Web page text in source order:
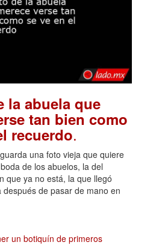
la abuela que
tan bien como
recuerdo.
una foto vieja que quiere
de los abuelos, la del
que ya no está, la que llegó
de pasar de mano en